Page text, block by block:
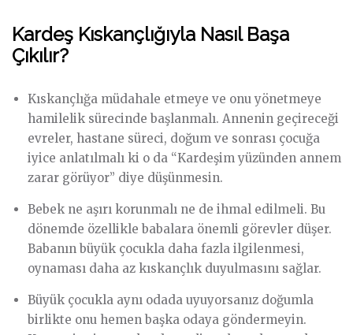
Kardeş Kıskançlığıyla Nasıl Başa
Çıkılır?
Kıskançlığa müdahale etmeye ve onu yönetmeye
hamilelik sürecinde başlanmalı. Annenin geçireceği
evreler, hastane süreci, doğum ve sonrası çocuğa
iyice anlatılmalı ki o da “Kardeşim yüzünden annem
zarar görüyor” diye düşünmesin.
Bebek ne aşırı korunmalı ne de ihmal edilmeli. Bu
dönemde özellikle babalara önemli görevler düşer.
Babanın büyük çocukla daha fazla ilgilenmesi,
oynaması daha az kıskançlık duyulmasını sağlar.
Büyük çocukla aynı odada uyuyorsanız doğumla
birlikte onu hemen başka odaya göndermeyin.